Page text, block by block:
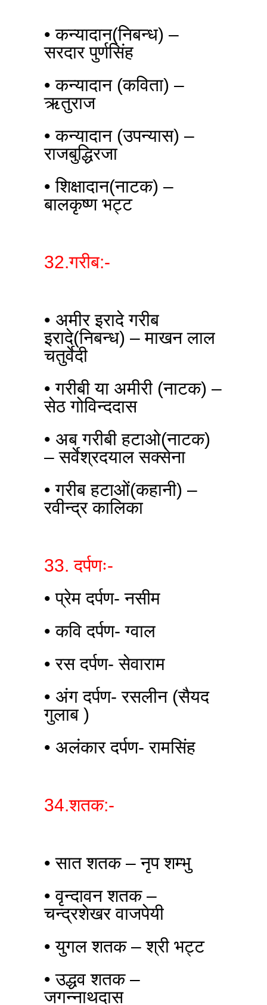
• कन्यादान(निबन्ध) –
सरदार पुर्णसिंह
• कन्यादान (कविता) –
ऋतुराज
• कन्यादान (उपन्यास) –
राजबुद्धिरजा
• शिक्षादान(नाटक) –
बालकृष्ण भट्ट
32.गरीब:-
• अमीर इरादे गरीब
इरादे(निबन्ध) – माखन लाल
चतुर्वेदी
• गरीबी या अमीरी (नाटक) –
सेठ गोविन्ददास
• अब गरीबी हटाओ(नाटक)
– सर्वेश्रदयाल सक्सेना
• गरीब हटाओं(कहानी) –
रवीन्द्र कालिका
33. दर्पणः-
• प्रेम दर्पण- नसीम
• कवि दर्पण- ग्वाल
• रस दर्पण- सेवाराम
• अंग दर्पण- रसलीन (सैयद
गुलाब )
• अलंकार दर्पण- रामसिंह
34.शतक:-
• सात शतक – नृप शम्भु
• वृन्दावन शतक –
चन्द्रशेखर वाजपेयी
• युगल शतक – श्री भट्ट
• उद्धव शतक –
जगन्नाथदास